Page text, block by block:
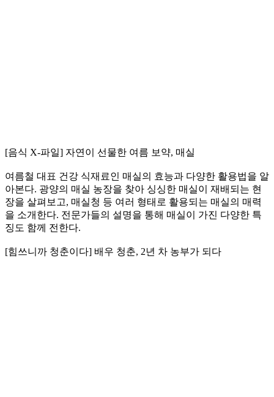
[음식 X-파일] 자연이 선물한 여름 보약, 매실
여름철 대표 건강 식재료인 매실의 효능과 다양한 활용법을 알
아본다. 광양의 매실 농장을 찾아 싱싱한 매실이 재배되는 현
장을 살펴보고, 매실청 등 여러 형태로 활용되는 매실의 매력
을 소개한다. 전문가들의 설명을 통해 매실이 가진 다양한 특
징도 함께 전한다.
[힘쓰니까 청춘이다] 배우 청춘, 2년 차 농부가 되다